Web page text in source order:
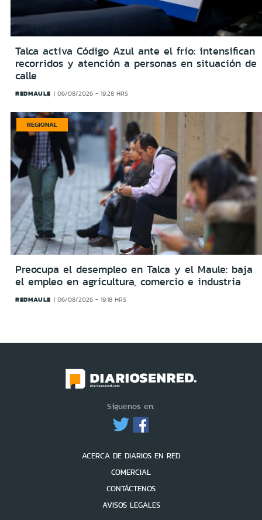
Talca activa Código Azul ante el frío: intensifican
recorridos y atención a personas en situación de
calle
REDMAULE 06/08/2026 - 19:28 HRS
REGIONAL
Preocupa el desempleo en Talca y el Maule: baja
el empleo en agricultura, comercio e industria
REDMAULE 06/08/2026 - 19:18 HRS
Síguenos en:
ACERCA DE DIARIOS EN RED
COMERCIAL
CONTÁCTENOS
AVISOS LEGALES